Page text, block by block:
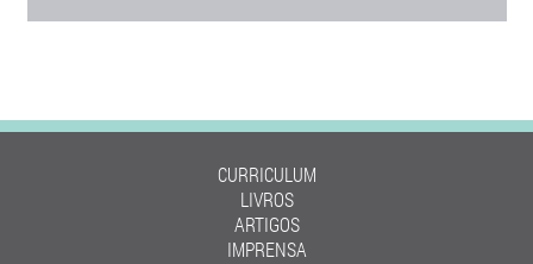
CURRICULUM
LIVROS
ARTIGOS
IMPRENSA